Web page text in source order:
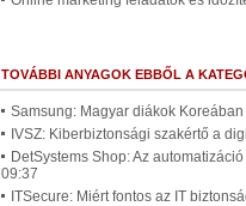
TOVÁBBI ANYAGOK EBBŐL A
Samsung: Magyar diákok
IVSZ: Kiberbiztonsági szakértő a
DetSystems Shop: Az
09:37
ITSecure: Miért fontos az IT